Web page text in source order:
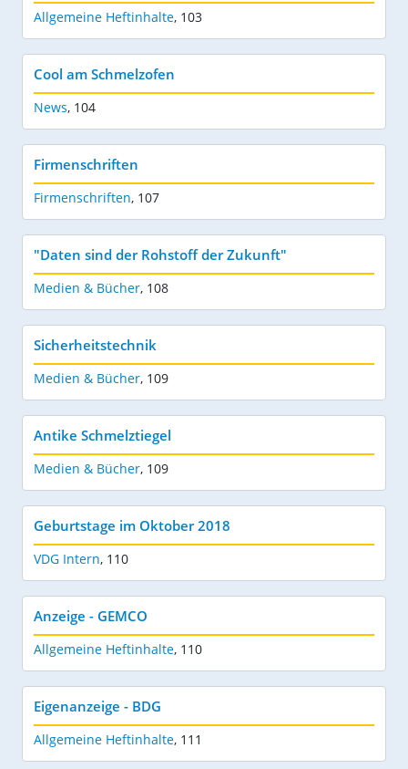
Allgemeine Heftinhalte, 103
Cool am Schmelzofen
News, 104
Firmenschriften
Firmenschriften, 107
"Daten sind der Rohstoff der Zukunft"
Medien & Bücher, 108
Sicherheitstechnik
Medien & Bücher, 109
Antike Schmelztiegel
Medien & Bücher, 109
Geburtstage im Oktober 2018
VDG Intern, 110
Anzeige - GEMCO
Allgemeine Heftinhalte, 110
Eigenanzeige - BDG
Allgemeine Heftinhalte, 111